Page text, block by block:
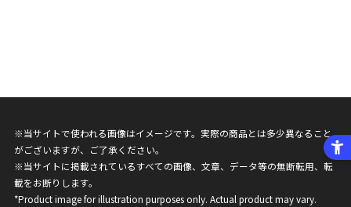
※当サイトで使われる画像はイメージです。実際の商品とは多少異なること
がございますが、ご了承ください。
※当サイトに掲載されているすべての画像、文章、データ等の無断転用、転
載をお断りします。
*Product image for illustration purposes only. Actual product may vary.